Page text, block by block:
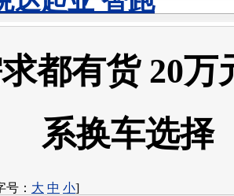
都有货 20万
系换车选择
号： 大 中 小]